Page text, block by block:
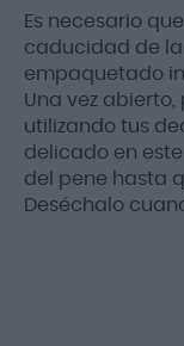
Es necesario
caducidad de la
empaquetado
Una vez
utilizando tus
delicado en
del pene hasta
Deséchalo